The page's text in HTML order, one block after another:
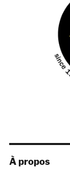
À propos